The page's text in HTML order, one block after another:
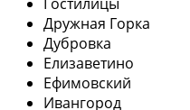
Дружная Горка
Дубровка
Елизаветино
Ефимовский
Ивангород